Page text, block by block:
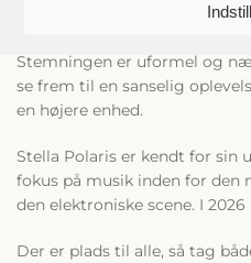
over Genner Bugt rammen
Stemningen er uformel og
se frem til en sanselig
en højere enhed.
Stella Polaris er kendt for sin
fokus på musik inden for den
den elektroniske scene. I
Der er plads til alle, så tag